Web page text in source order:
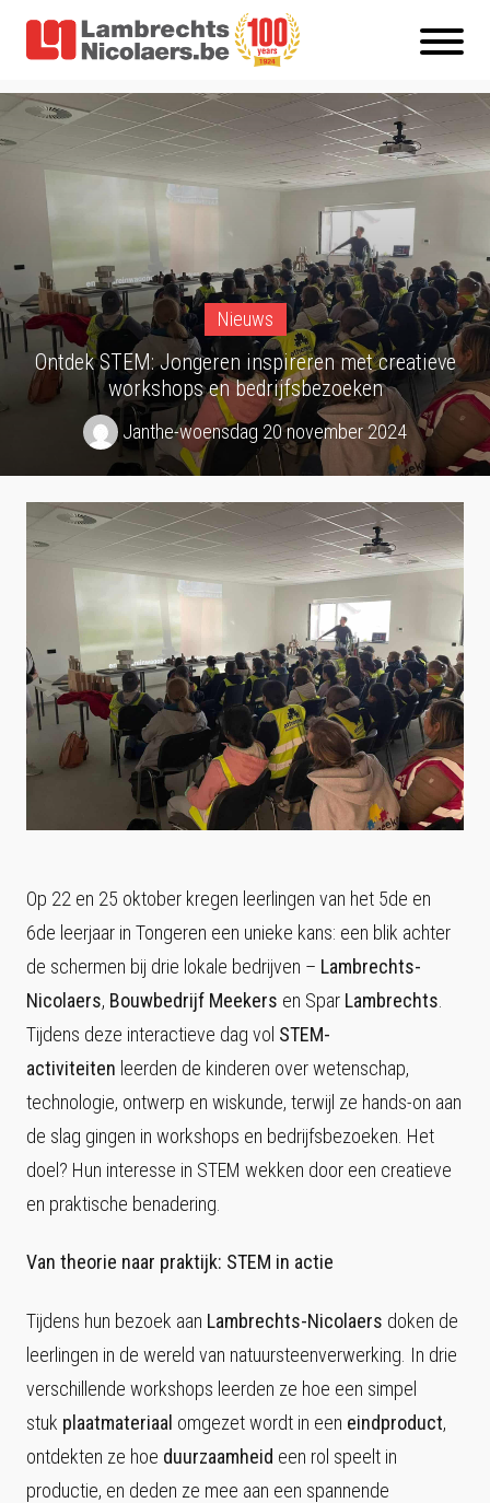
Nieuws
Ontdek STEM: Jongeren inspireren met creatieve
workshops en bedrijfsbezoeken
Janthe-woensdag 20 november 2024
Op 22 en 25 oktober kregen leerlingen van het 5de en
6de leerjaar in Tongeren een unieke kans: een blik achter
de schermen bij drie lokale bedrijven – Lambrechts-
Nicolaers, Bouwbedrijf Meekers en Spar Lambrechts
Tijdens deze interactieve dag vol STEM-
activiteiten leerden de kinderen over wetenschap,
technologie, ontwerp en wiskunde, terwijl ze hands-on aan
de slag gingen in workshops en bedrijfsbezoeken. Het
doel? Hun interesse in STEM wekken door een creatieve
en praktische benadering.
Van theorie naar praktijk: STEM in actie
Tijdens hun bezoek aan Lambrechts-Nicolaers doken de
leerlingen in de wereld van natuursteenverwerking. In drie
verschillende workshops leerden ze hoe een simpel
stuk plaatmateriaal omgezet wordt in een eindproduct,
ontdekten ze hoe duurzaamheid een rol speelt in
productie, en deden ze mee aan een spannende